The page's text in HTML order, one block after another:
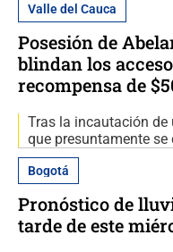
Valle del Cauca
Posesión de
blindan los
recompensa de
Tras la incautación
que presuntamente se
Bogotá
Pronóstico de
tarde de este